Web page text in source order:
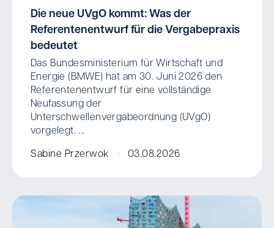
Die neue UVgO kommt: Was der
Referentenentwurf für die Vergabepraxis
bedeutet
Das Bundesministerium für Wirtschaft und
Energie (BMWE) hat am 30. Juni 2026 den
Referentenentwurf für eine vollständige
Neufassung der
Unterschwellenvergabeordnung (UVgO)
vorgelegt. ...
Sabine Przerwok 03.08.2026